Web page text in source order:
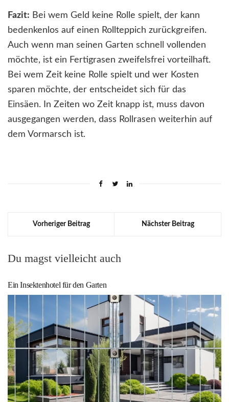
Fazit: Bei wem Geld keine Rolle spielt, der kann
bedenkenlos auf einen Rollteppich zurückgreifen.
Auch wenn man seinen Garten schnell vollenden
möchte, ist ein Fertigrasen zweifelsfrei vorteilhaft.
Bei wem Zeit keine Rolle spielt und wer Kosten
sparen möchte, der entscheidet sich für das
Einsäen. In Zeiten wo Zeit knapp ist, muss davon
ausgegangen werden, dass Rollrasen weiterhin auf
dem Vormarsch ist.
Vorheriger Beitrag Nächster Beitrag
Du magst vielleicht auch
Ein Insektenhotel für den Garten